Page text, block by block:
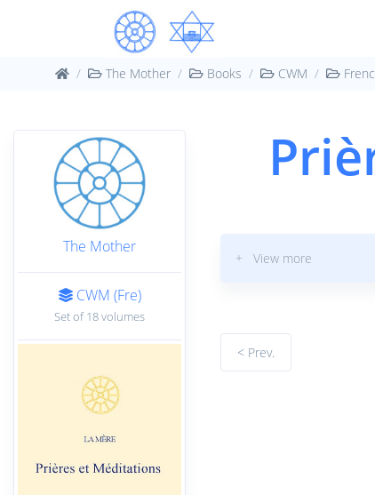
The Mother Books CWM
The Mother
CWM (Fre)
Set of 18 volumes
+ View more
< Prev.